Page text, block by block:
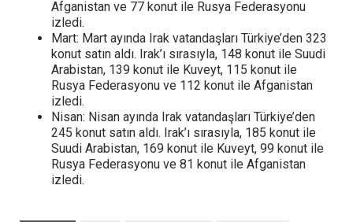
Afganistan ve 77 konut ile Rusya Federasyonu
izledi.
Mart: Mart ayında Irak vatandaşları Türkiye’den 323
konut satın aldı. Irak’ı sırasıyla, 148 konut ile Suudi
Arabistan, 139 konut ile Kuveyt, 115 konut ile
Rusya Federasyonu ve 112 konut ile Afganistan
izledi.
Nisan: Nisan ayında Irak vatandaşları Türkiye’den
245 konut satın aldı. Irak’ı sırasıyla, 185 konut ile
Suudi Arabistan, 169 konut ile Kuveyt, 99 konut ile
Rusya Federasyonu ve 81 konut ile Afganistan
izledi.